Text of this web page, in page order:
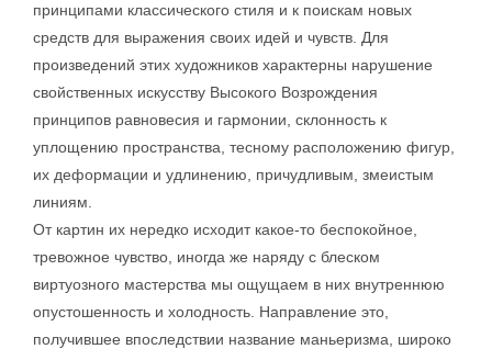
принципами классического стиля и к поискам новых
средств для выражения своих идей и чувств. Для
произведений этих художников характерны нарушение
свойственных искусству Высокого Возрождения
принципов равновесия и гармонии, склонность к
уплощению пространства, тесному расположению фигур,
их деформации и удлинению, причудливым, змеистым
линиям.
От картин их нередко исходит какое-то беспокойное,
тревожное чувство, иногда же наряду с блеском
виртуозного мастерства мы ощущаем в них внутреннюю
опустошенность и холодность. Направление это,
получившее впоследствии название маньеризма, широко